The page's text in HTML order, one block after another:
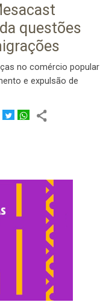
questões
no comércio popular
e expulsão de